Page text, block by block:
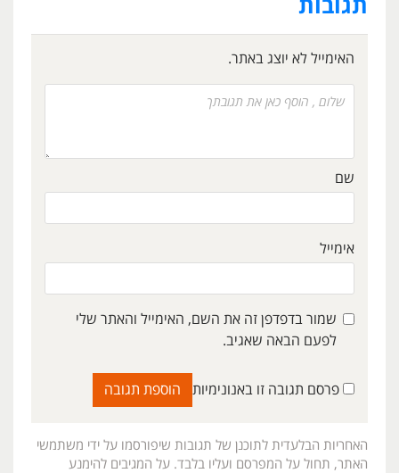
תגובות
האימייל לא יוצג באתר.
שם
אימייל
שמור בדפדפן זה את השם, האימייל והאתר שלי
לפעם הבאה שאגיב.
פרסם תגובה זו באנונימיות
האחריות הבלעדית לתוכנן של תגובות שיפורסמו על ידי משתמשי
האתר, תחול על המפרסם ועליו בלבד. על המגיבים להימנע